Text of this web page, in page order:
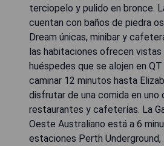
terciopelo y pulido en bronce.
cuentan con baños de piedra
Dream únicas, minibar y
las habitaciones ofrecen vistas
huéspedes que se alojen en
caminar 12 minutos hasta
disfrutar de una comida en uno
restaurantes y cafeterías. La
Oeste Australiano está a 6
estaciones Perth